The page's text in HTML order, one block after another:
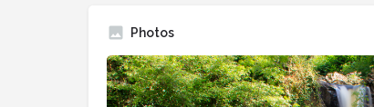
Photos